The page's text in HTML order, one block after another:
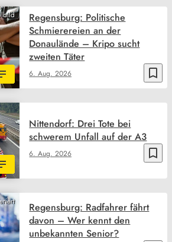
bookmark_border
6. Aug. 2026
Regensburg: Politische
Schmierereien an der
Donaulände – Kripo sucht
zweiten Täter
bookmark_border
6. Aug. 2026
Nittendorf: Drei Tote bei
schwerem Unfall auf der A3
Regensburg: Radfahrer fährt
davon – Wer kennt den
unbekannten Senior?